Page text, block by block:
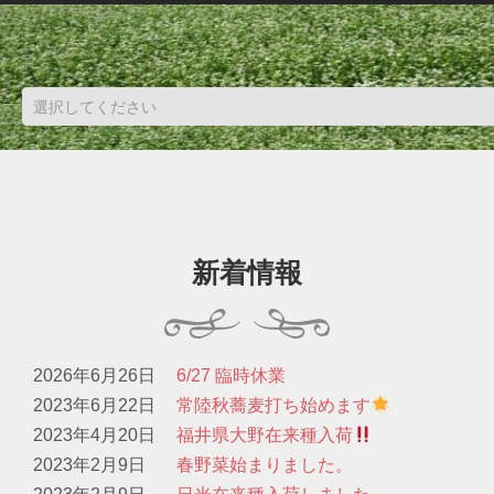
新着情報
2026年6月26日
6/27 臨時休業
2023年6月22日
常陸秋蕎麦打ち始めます
2023年4月20日
福井県大野在来種入荷
2023年2月9日
春野菜始まりました。